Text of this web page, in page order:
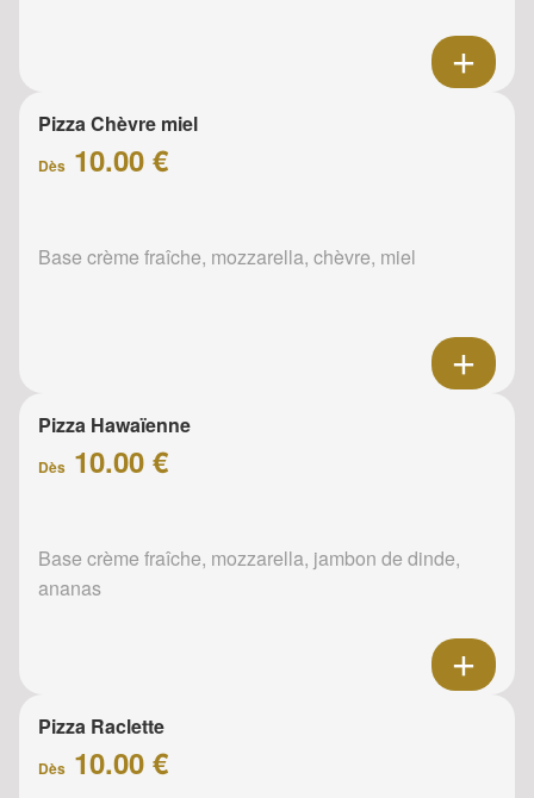
Pizza Chèvre miel
Dès 10.00 €
Base crème fraîche, mozzarella, chèvre, miel
Pizza Hawaïenne
Dès 10.00 €
Base crème fraîche, mozzarella, jambon de dinde,
ananas
Pizza Raclette
Dès 10.00 €